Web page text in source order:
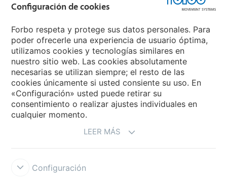
Forbo Group
Forbo Flooring Systems
Forbo Movement Systems
Seleccione un país
Configuración de cookies
Forbo respeta y protege sus datos personales. Para
poder ofrecerle una experiencia de usuario óptima,
utilizamos cookies y tecnologías similares en
nuestro sitio web. Las cookies absolutamente
necesarias se utilizan siempre; el resto de las
cookies únicamente si usted consiente su uso. En
«Configuración» usted puede retirar su
consentimiento o realizar ajustes individuales en
cualquier momento.
LEER MÁS
Configuración